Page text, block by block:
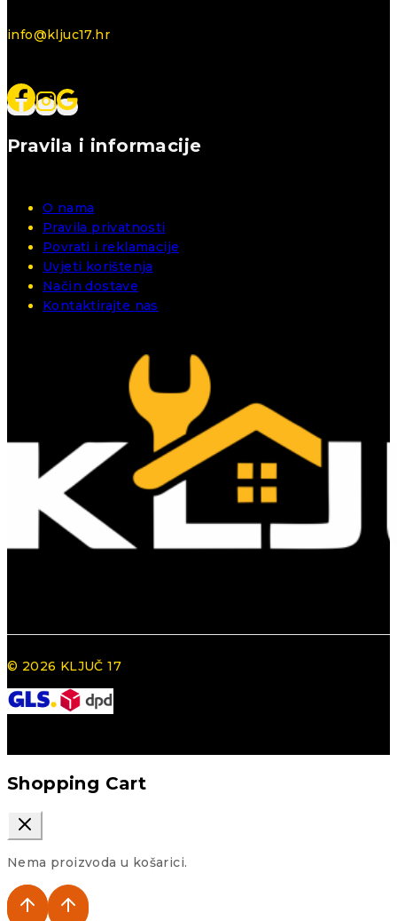
info@kljuc17.hr
Pravila i informacije
O nama
Pravila privatnosti
Povrati i reklamacije
Uvjeti korištenja
Način dostave
Kontaktirajte nas
© 2026 KLJUČ 17
Shopping Cart
Nema proizvoda u košarici.